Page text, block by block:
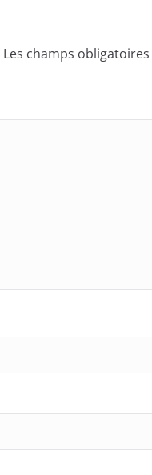
Les champs